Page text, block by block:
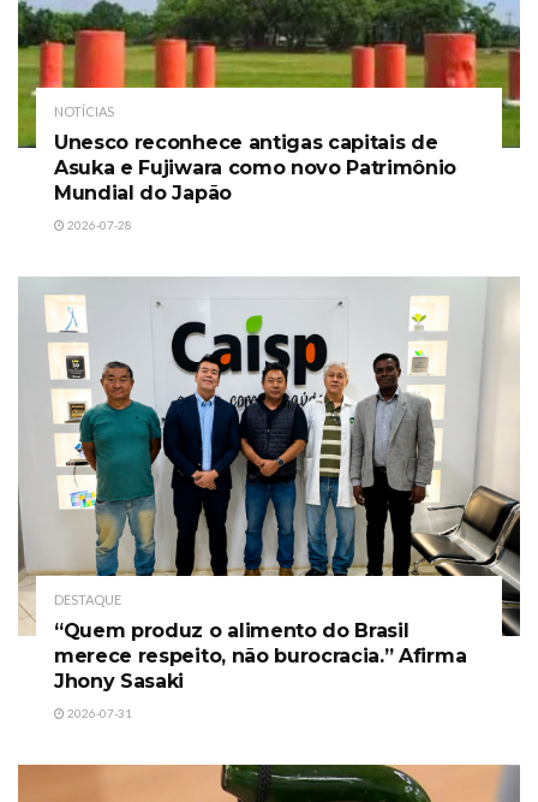
NOTÍCIAS
Unesco reconhece antigas capitais de
Asuka e Fujiwara como novo Patrimônio
Mundial do Japão
2026-07-28
DESTAQUE
“Quem produz o alimento do Brasil
merece respeito, não burocracia.” Afirma
Jhony Sasaki
2026-07-31